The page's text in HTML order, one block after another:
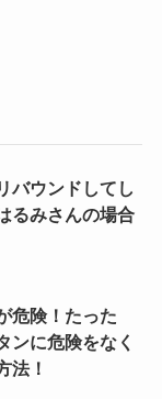
バウンドしてし
るみさんの場合
危険！たった
ンに危険をなく
法！